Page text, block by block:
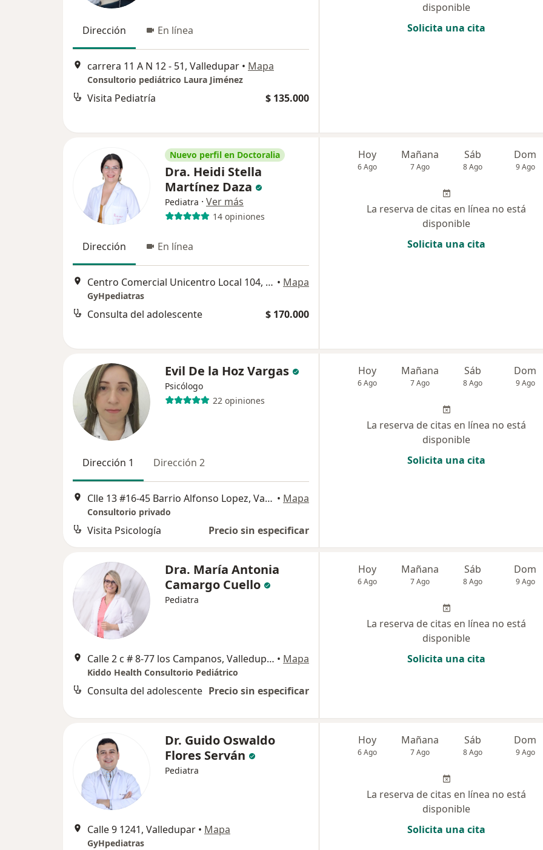
Dirección En línea
carrera 11 A N 12 - 51, Valledupar • Mapa
Consultorio pediátrico Laura Jiménez
Visita Pediatría $ 135.000
disponible
Solicita una cita
Nuevo perfil en Doctoralia
Dra. Heidi Stella
Martínez Daza
Pediatra · Ver más
14 opiniones
Dirección En línea
Centro Comercial Unicentro Local 104, Valledupar • Mapa
GyHpediatras
Consulta del adolescente $ 170.000
Hoy
6 Ago
Mañana
7 Ago
Sáb
8 Ago
Dom
9 Ago
La reserva de citas en línea no está
disponible
Solicita una cita
Evil De la Hoz Vargas
Psicólogo
22 opiniones
Dirección 1 Dirección 2
Clle 13 #16-45 Barrio Alfonso Lopez, Valledupar • Mapa
Consultorio privado
Visita Psicología Precio sin especificar
Hoy
6 Ago
Mañana
7 Ago
Sáb
8 Ago
Dom
9 Ago
La reserva de citas en línea no está
disponible
Solicita una cita
Dra. María Antonia
Camargo Cuello
Pediatra
Calle 2 c # 8-77 los Campanos, Valledupar • Mapa
Kiddo Health Consultorio Pediátrico
Consulta del adolescente Precio sin especificar
Hoy
6 Ago
Mañana
7 Ago
Sáb
8 Ago
Dom
9 Ago
La reserva de citas en línea no está
disponible
Solicita una cita
Dr. Guido Oswaldo
Flores Serván
Pediatra
Calle 9 1241, Valledupar • Mapa
GyHpediatras
Hoy
6 Ago
Mañana
7 Ago
Sáb
8 Ago
Dom
9 Ago
La reserva de citas en línea no está
disponible
Solicita una cita